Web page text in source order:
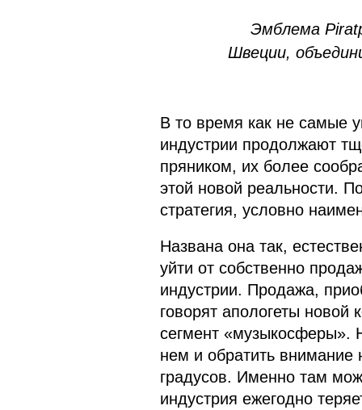
Эмблема
Швеции,
В то время как не самые
индустрии продолжают
пряником, их более
этой новой реальности.
стратегия, условно
Названа она так,
уйти от собственно
индустрии. Продажа,
говорят апологеты
сегмент «музыкосферы».
нем и обратить внимание
градусов. Именно там
индустрия ежегодно